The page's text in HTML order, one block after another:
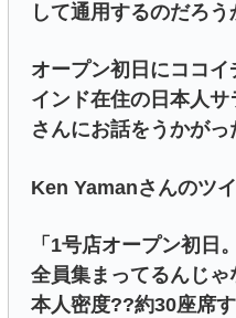
して通用するのだろう
オープン初日にココ
インド在住の日本人
さんにお話をうかがっ
Ken Yamanさんのツ
「1号店オープン初日
全員集まってるんじゃ
本人密度??約30座席